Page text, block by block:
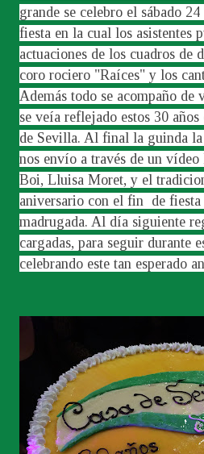
grande se celebro el sábado
fiesta en la cual los asistentes
actuaciones de los cuadros de
coro rociero "Raíces" y los
Además todo se acompaño de
se veía reflejado estos 30
de Sevilla. Al final la guinda la
nos envío a través de un vídeo
Boi, Lluisa Moret, y el
aniversario con el fin de fiesta
madrugada. Al día siguiente
cargadas, para seguir durante
celebrando este tan esperado